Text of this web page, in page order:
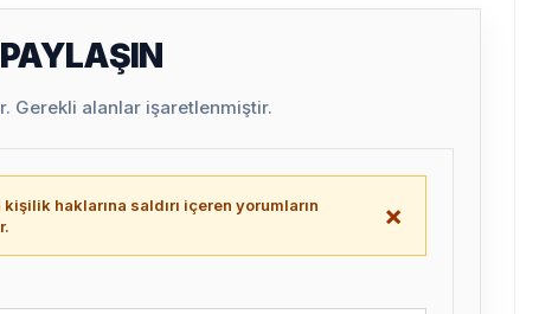
Gerekli alanlar işaretlenmiştir.
haklarına saldırı içeren yorumların
×